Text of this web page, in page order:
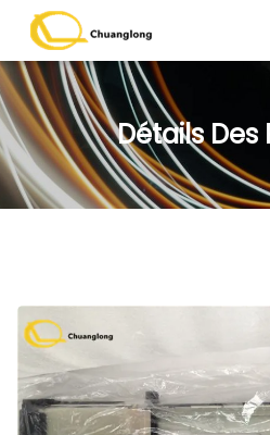
Détails Des